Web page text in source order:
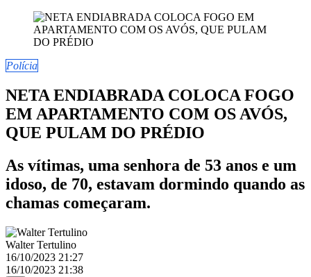
Polícia
NETA ENDIABRADA COLOCA FOGO
EM APARTAMENTO COM OS AVÓS,
QUE PULAM DO PRÉDIO
As vítimas, uma senhora de 53 anos e um
idoso, de 70, estavam dormindo quando as
chamas começaram.
Walter Tertulino
16/10/2023 21:27
16/10/2023 21:38